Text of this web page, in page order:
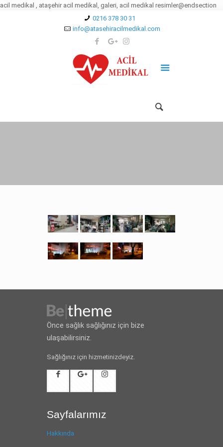
acil medikal , ataşehir acil medikal, galeri, acil medikal resimler@endsection
0216 378 30 31
info@atasehiracilmedikal.com
Önce sağlık sağlığınız için bize
ulaşabilirsiniz.
Sağlığınız için hizmetinizdeyiz.
Sayfalarımız
Hakkında